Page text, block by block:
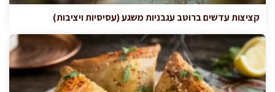
קציצות עדשים ברוטב עגבניות משגע (עסיסיות ויציבות)